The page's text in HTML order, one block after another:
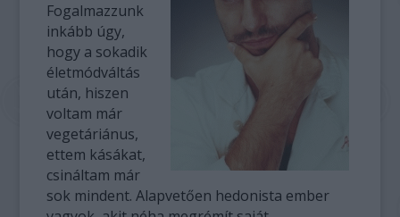
Fogalmazzunk
inkább úgy,
hogy a sokadik
életmódváltás
után, hiszen
voltam már
vegetáriánus,
ettem kásákat,
csináltam már
sok mindent. Alapvetően hedonista ember